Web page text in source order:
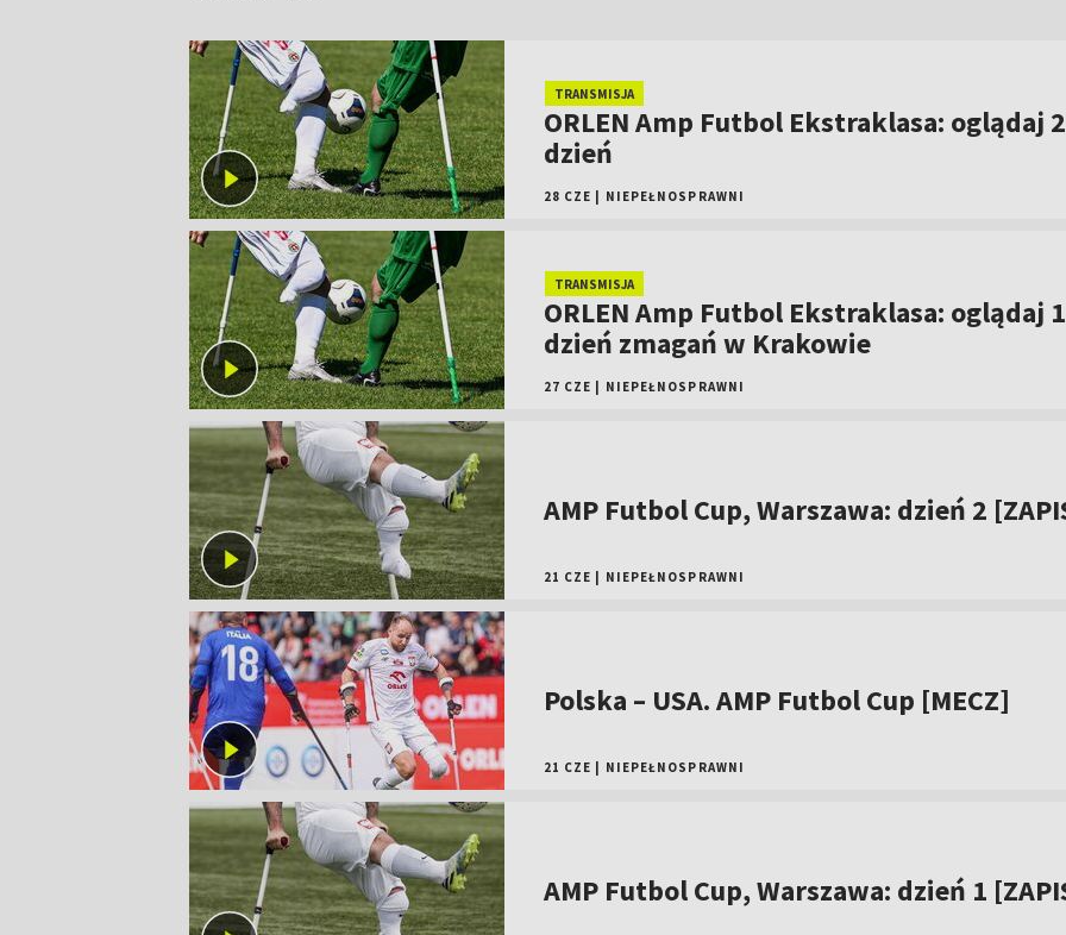
TRANSMISJA
ORLEN Amp Futbol Ekstraklasa: oglądaj
dzień
28 CZE NIEPEŁNOSPRAWNI
TRANSMISJA
ORLEN Amp Futbol Ekstraklasa: oglądaj
dzień zmagań w Krakowie
27 CZE NIEPEŁNOSPRAWNI
AMP Futbol Cup, Warszawa: dzień 2
21 CZE NIEPEŁNOSPRAWNI
Polska – USA. AMP Futbol Cup [MECZ]
21 CZE NIEPEŁNOSPRAWNI
AMP Futbol Cup, Warszawa: dzień 1